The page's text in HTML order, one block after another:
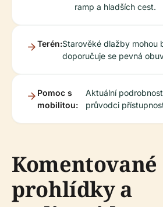
ramp a hladších cest.
Terén:Starověké dlažby mohou
doporučuje se pevná
Pomoc s
mobilitou:
Aktuální
průvodci
Komentované
prohlídky a